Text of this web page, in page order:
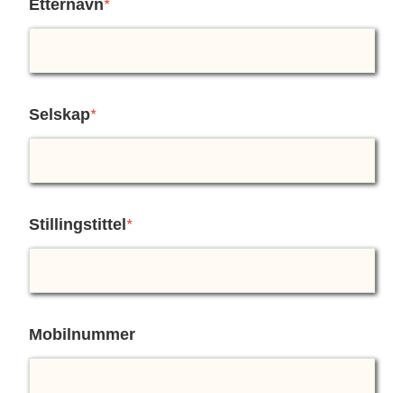
Etternavn*
Selskap*
Stillingstittel *
Mobilnummer